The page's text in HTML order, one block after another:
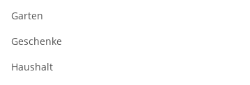
Garten
Geschenke
Haushalt